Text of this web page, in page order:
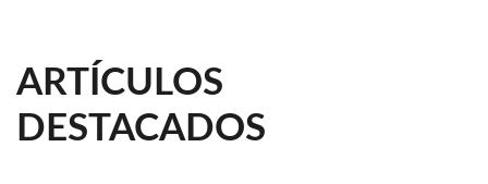
ARTÍCULOS
DESTACADOS